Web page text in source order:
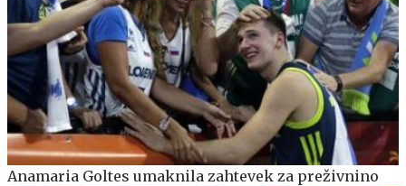
Anamaria Goltes umaknila zahtevek za preživnino